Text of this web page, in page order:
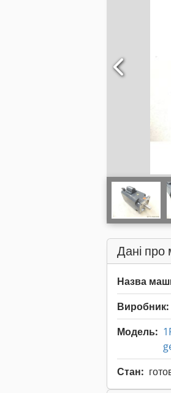
Дані
Назва
Виробник:
Модель:
Стан: